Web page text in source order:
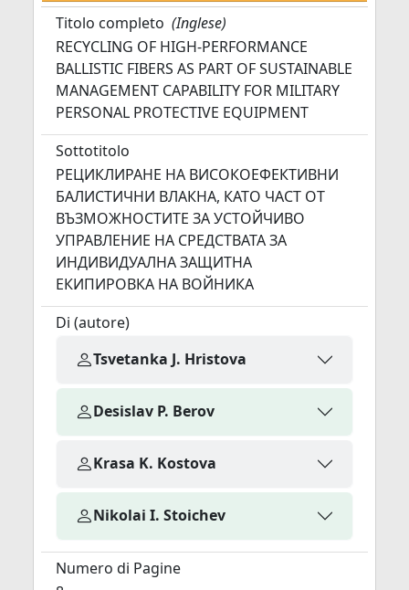
Titolo completo (Inglese)
RECYCLING OF HIGH-PERFORMANCE
BALLISTIC FIBERS AS PART OF SUSTAINABLE
MANAGEMENT CAPABILITY FOR MILITARY
PERSONAL PROTECTIVE EQUIPMENT
Sottotitolo
РЕЦИКЛИРАНЕ НА ВИСОКОЕФЕКТИВНИ
БАЛИСТИЧНИ ВЛАКНА, КАТО ЧАСТ ОТ
ВЪЗМОЖНОСТИТЕ ЗА УСТОЙЧИВО
УПРАВЛЕНИЕ НА СРЕДСТВАТА ЗА
ИНДИВИДУАЛНА ЗАЩИТНА
ЕКИПИРОВКА НА ВОЙНИКА
Di (autore)
Tsvetanka J. Hristova
Desislav P. Berov
Krasa K. Kostova
Nikolai I. Stoichev
Numero di Pagine